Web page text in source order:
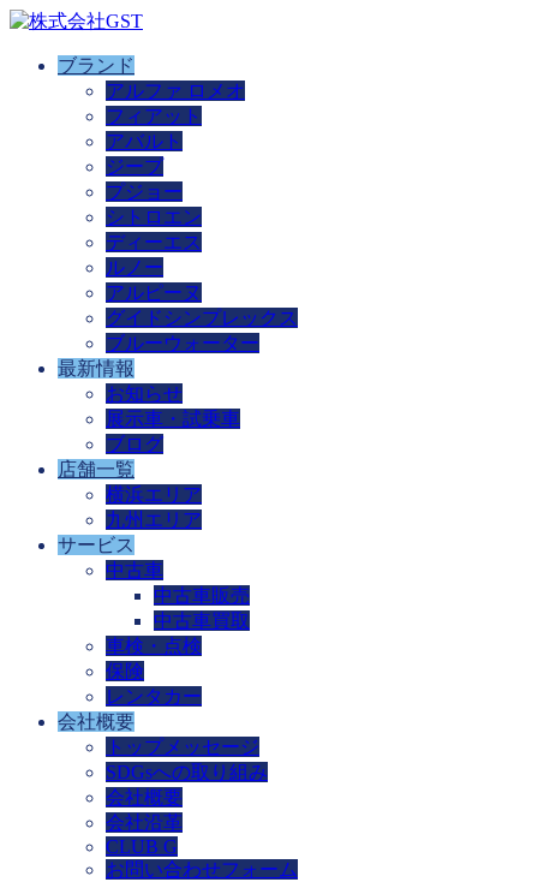
ブランド
アルファ ロメオ
フィアット
アバルト
ジープ
プジョー
シトロエン
ディーエス
ルノー
アルピーヌ
グイドシンプレックス
ブルーウォーター
最新情報
お知らせ
展示車・試乗車
ブログ
店舗一覧
横浜エリア
九州エリア
サービス
中古車
中古車販売
中古車買取
車検・点検
保険
レンタカー
会社概要
トップメッセージ
SDGsへの取り組み
会社概要
会社沿革
CLUB G
お問い合わせフォーム